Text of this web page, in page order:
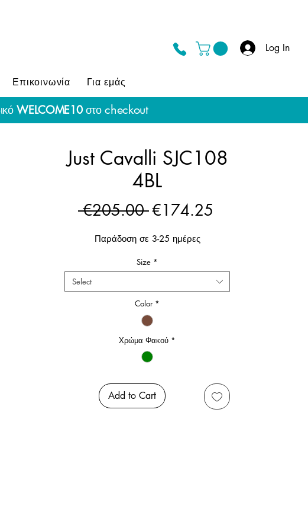
Log In
Επικοινωνία Για εμάς
WELCOME10στοcheckout
Just Cavalli SJC108
4BL
€205.00 Regular
€174.25
Παράδοση σε 3-25 ημέρες
Size *
Select
Color *
Χρώμα Φακού *
Add to Cart